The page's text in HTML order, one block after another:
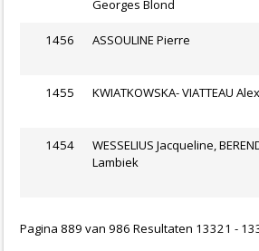
Georges Blond
1456 ASSOULINE Pierre
1455 KWIATKOWSKA- VIATTEAU
1454
WESSELIUS Jacqueline,
Lambiek
Pagina 889 van 986 Resultaten 13321 -